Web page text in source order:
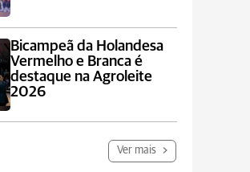
Bicampeã da Holandesa
Vermelho e Branca é
destaque na Agroleite
2026
Ver mais